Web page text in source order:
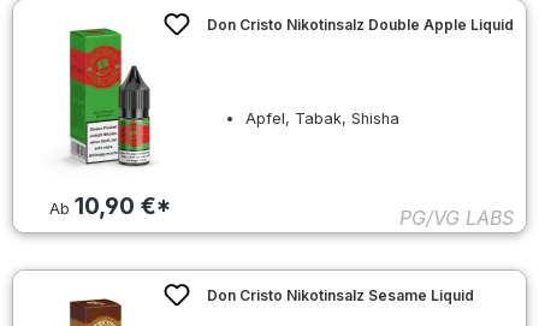
Ab10,90 €*
Don Cristo Nikotinsalz Double Apple Liquid
Apfel, Tabak, Shisha
PG/VG LABS
Don Cristo Nikotinsalz Sesame Liquid